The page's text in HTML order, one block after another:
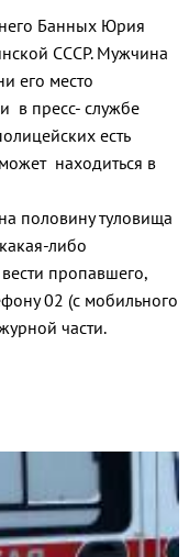
Банных Юрия
СССР. Мужчина
его место
в пресс- службе
есть
находиться в
половину туловища
либо
пропавшего,
02 (с мобильного
части.